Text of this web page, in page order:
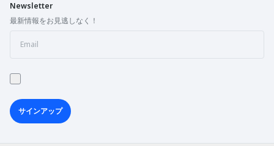
Newsletter
最新情報をお見逃しなく！
サインアップ